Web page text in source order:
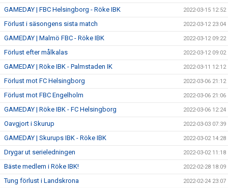
GAMEDAY | FBC Helsingborg - Röke IBK 2022-03-15 12:52
Förlust i säsongens sista match 2022-03-12 23:04
GAMEDAY | Malmö FBC - Röke IBK 2022-03-12 09:22
Förlust efter målkalas 2022-03-12 09:02
GAMEDAY | Röke IBK - Palmstaden IK 2022-03-11 12:12
Förlust mot FC Helsingborg 2022-03-06 21:12
Förlust mot FBC Engelholm 2022-03-06 21:06
GAMEDAY | Röke IBK - FC Helsingborg 2022-03-06 12:24
Oavgjort i Skurup 2022-03-03 07:39
GAMEDAY | Skurups IBK - Röke IBK 2022-03-02 14:28
Drygar ut serieledningen 2022-03-02 11:18
Bäste medlem i Röke IBK! 2022-02-28 18:09
Tung förlust i Landskrona 2022-02-24 23:07